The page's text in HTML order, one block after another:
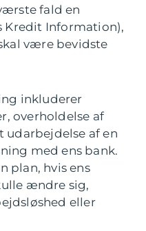
fald en
Kredit Information),
være bevidste
inkluderer
overholdelse af
udarbejdelse af en
med ens bank.
plan, hvis ens
ændre sig,
eller